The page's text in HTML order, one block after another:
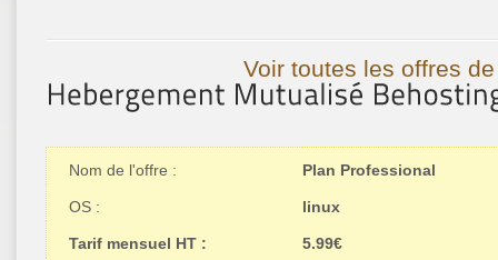
Voir toutes les offres
Nom de l'offre : Plan Professional
OS : linux
Tarif mensuel HT : 5.99€